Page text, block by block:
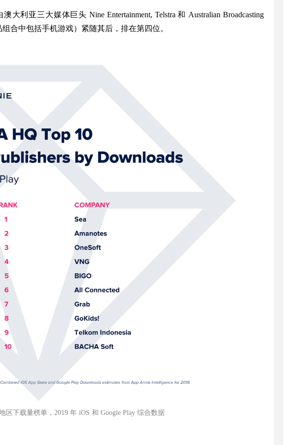
利亚三大媒体巨头 Nine Entertainment, Telstra 和 Australian Broadcasting
合中包括手机游戏）紧随其后，排在第四位。
区下载量榜单，2019 年 iOS 和 Google Play 综合数据